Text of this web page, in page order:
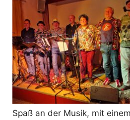
Spaß an der Musik, mit